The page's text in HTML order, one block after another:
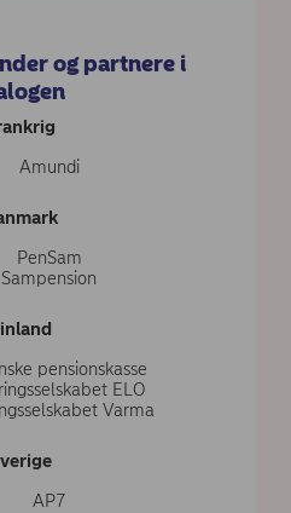
og partnere i
Amundi
PenSam
Sampension
pensionskasse
ELO
Varma
AP7